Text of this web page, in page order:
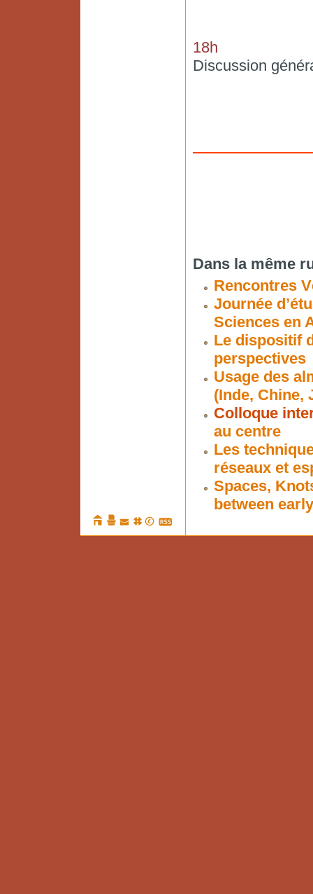
18h
Discussion
Dans la même
Rencontres
Journée
Sciences en
Le dispositif
perspectives
Usage des
(Inde, Chine,
Colloque
au centre
Les
réseaux et
Spaces,
between